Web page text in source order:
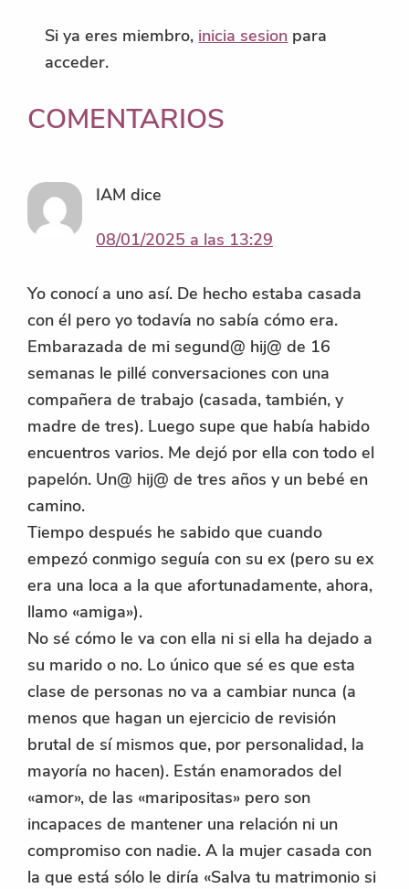
Si ya eres miembro, inicia sesion para
acceder.
INTERACCIONES
LOS
LECTORES
COMENTARIOS
IAM dice
08/01/2025 a las 13:29
Yo conocí a uno así. De hecho estaba casada
con él pero yo todavía no sabía cómo era.
Embarazada de mi segund@ hij@ de 16
semanas le pillé conversaciones con una
compañera de trabajo (casada, también, y
madre de tres). Luego supe que había habido
encuentros varios. Me dejó por ella con todo el
papelón. Un@ hij@ de tres años y un bebé en
camino.
Tiempo después he sabido que cuando
empezó conmigo seguía con su ex (pero su ex
era una loca a la que afortunadamente, ahora,
llamo «amiga»).
No sé cómo le va con ella ni si ella ha dejado a
su marido o no. Lo único que sé es que esta
clase de personas no va a cambiar nunca (a
menos que hagan un ejercicio de revisión
brutal de sí mismos que, por personalidad, la
mayoría no hacen). Están enamorados del
«amor», de las «maripositas» pero son
incapaces de mantener una relación ni un
compromiso con nadie. A la mujer casada con
la que está sólo le diría «Salva tu matrimonio si